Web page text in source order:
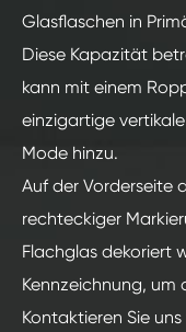
Glasflaschen in
Diese Kapazität
kann mit einem
einzigartige
Mode hinzu.
Auf der Vorderseite
rechteckiger
Flachglas dekoriert
Kennzeichnung, um
Kontaktieren Sie